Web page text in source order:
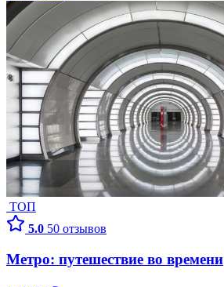
ТОП
5.0 50 отзывов
Метро: путешествие во времени